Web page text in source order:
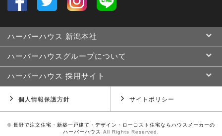
ハーバーハウス 新潟本社
ハーバーハウスグループについて
ハーバーハウス 採用サイト
個人情報保護方針 サイトポリシー
© 長野で注文住宅・新築一戸建て・デザイン・ローコスト住宅ならハウスメーカーの
ハーバーハウス All Rights Reserved.